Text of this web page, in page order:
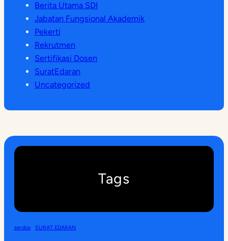
Berita Utama SDI
Jabatan Fungsional Akademik
Pekerti
Rekrutmen
Sertifikasi Dosen
SuratEdaran
Uncategorized
Tags
serdos SURAT EDARAN